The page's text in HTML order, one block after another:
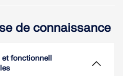
de connaissance
et fonctionnell